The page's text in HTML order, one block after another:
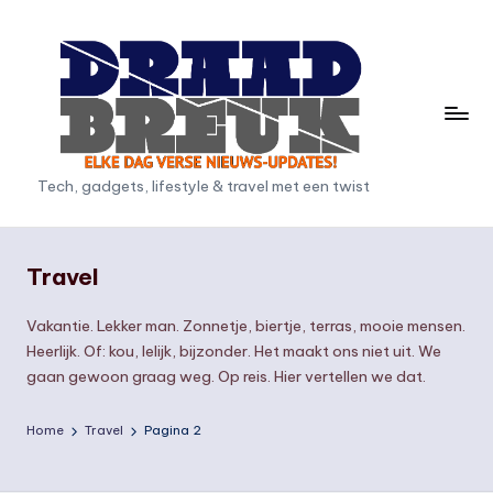
D
r
a
d
b
e
Tech, gadgets, lifestyle & travel met een twist
Travel
Vakantie. Lekker man. Zonnetje, biertje, terras, mooie mensen.
Heerlijk. Of: kou, lelijk, bijzonder. Het maakt ons niet uit. We
gaan gewoon graag weg. Op reis. Hier vertellen we dat.
Home Travel Pagina 2